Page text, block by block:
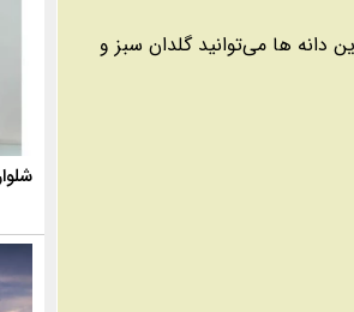
دانه ها می‌توانید گلدان سبز و